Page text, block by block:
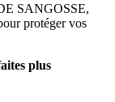
SANGOSSE,
protéger vos
plus